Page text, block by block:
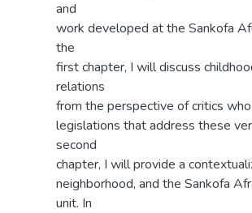
and
work developed at the Sankofa
the
first chapter, I will discuss
relations
from the perspective of critics
legislations that address these
second
chapter, I will provide a
neighborhood, and the Sankofa
unit. In